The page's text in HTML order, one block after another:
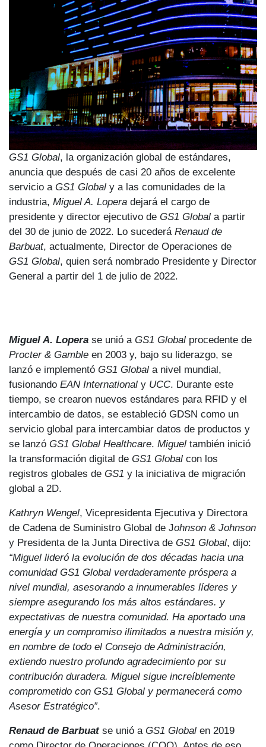
GS1 Global, la organización global de estándares,
anuncia que después de casi 20 años de excelente
servicio a GS1 Global y a las comunidades de la
industria, Miguel A. Lopera dejará el cargo de
presidente y director ejecutivo de GS1 Global a partir
del 30 de junio de 2022. Lo sucederá Renaud de
Barbuat, actualmente, Director de Operaciones de
GS1 Global, quien será nombrado Presidente y Director
General a partir del 1 de julio de 2022.
Miguel A. Lopera se unió a GS1 Global procedente de
Procter & Gamble en 2003 y, bajo su liderazgo, se
lanzó e implementó GS1 Global a nivel mundial,
fusionando EAN International y UCC. Durante este
tiempo, se crearon nuevos estándares para RFID y el
intercambio de datos, se estableció GDSN como un
servicio global para intercambiar datos de productos y
se lanzó GS1 Global Healthcare. Miguel también inició
la transformación digital de GS1 Global con los
registros globales de GS1 y la iniciativa de migración
global a 2D.
Kathryn Wengel, Vicepresidenta Ejecutiva y Directora
de Cadena de Suministro Global de Johnson & Johnson
y Presidenta de la Junta Directiva de GS1 Global, dijo:
“Miguel lideró la evolución de dos décadas hacia una
comunidad GS1 Global verdaderamente próspera a
nivel mundial, asesorando a innumerables líderes y
siempre asegurando los más altos estándares. y
expectativas de nuestra comunidad. Ha aportado una
energía y un compromiso ilimitados a nuestra misión y,
en nombre de todo el Consejo de Administración,
extiendo nuestro profundo agradecimiento por su
contribución duradera. Miguel sigue increíblemente
comprometido con GS1 Global y permanecerá como
Asesor Estratégico”.
Renaud de Barbuatse unió a GS1 Global en 2019